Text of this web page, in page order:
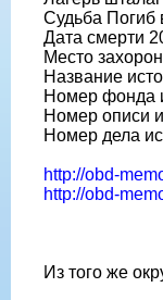
Судьба Погиб
Дата смерти
Место
Название
Номер фонда
Номер описи
Номер дела
http://obd-
http://obd-
Из того же